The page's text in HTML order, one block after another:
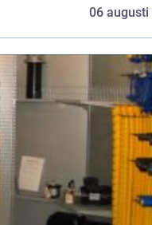
06 augusti